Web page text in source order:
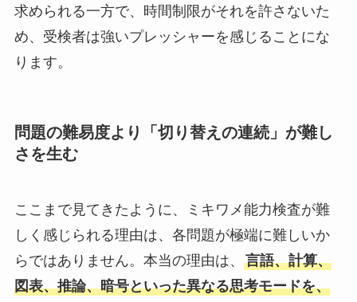
求められる一方で、時間制限がそれを許さないた
め、受検者は強いプレッシャーを感じることにな
ります。
問題の難易度より「切り替えの連続」が難し
さを生む
ここまで見てきたように、ミキワメ能力検査が難
しく感じられる理由は、各問題が極端に難しいか
らではありません。本当の理由は、 言語、計算、
図表、推論、暗号といった異なる思考モードを、